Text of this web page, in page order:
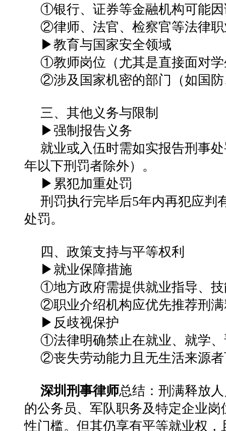
①银行、证券等金融机构可能
②律师、法官、检察官等法律
▶‌教育与国家安全领域‌
①教师岗位（尤其是直接面对
②涉及国家机密的部门（如国
三、其他义务与限制
▶‌强制报告义务‌
就业或入伍时需如实报告刑事
年以下刑罚者除外）‌。
▶‌累犯加重处罚‌
刑罚执行完毕后5年内再犯应判
处罚‌。
四、政策支持与平等权利
▶‌就业保障措施‌
①地方政府需提供就业指导、
②职业介绍机构应优先推荐刑
▶‌反歧视保护‌
①法律明确禁止在就业、就学
②丧失劳动能力且无生活来源
深圳刑事律师总结： 刑满释放
的公务员、军队职务及特定企业
性门槛。但其仍享有平等就业权